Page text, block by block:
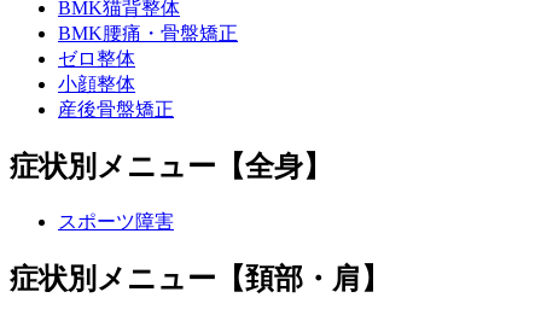
BMK猫背整体
BMK腰痛・骨盤矯正
ゼロ整体
小顔整体
産後骨盤矯正
症状別メニュー【全身】
スポーツ障害
症状別メニュー【頚部・肩】